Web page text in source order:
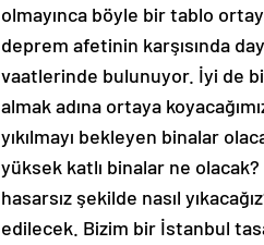
olmayınca böyle bir tablo
deprem afetinin karşısında
vaatlerinde bulunuyor. İyi de
almak adına ortaya
yıkılmayı bekleyen binalar
yüksek katlı binalar ne olacak?
hasarsız şekilde nasıl
edilecek. Bizim bir İstanbul